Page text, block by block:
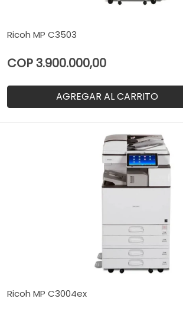
Ricoh MP C3503
COP 3.900.000,00
AGREGAR AL CARRITO
Ricoh MP C3004ex